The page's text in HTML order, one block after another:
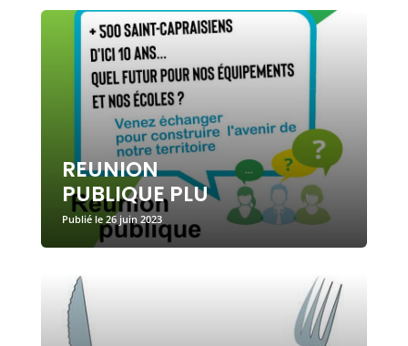
REUNION
PUBLIQUE PLU
26 juin 2023